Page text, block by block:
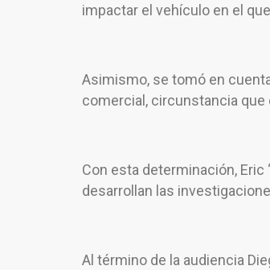
impactar el vehículo en el
Asimismo, se tomó en
comercial, circunstancia que
Con esta determinación,
desarrollan las
Al término de la audiencia